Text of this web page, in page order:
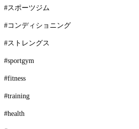
#スポーツジム
#コンディショニング
#ストレングス
#sportgym
#fitness
#training
#health